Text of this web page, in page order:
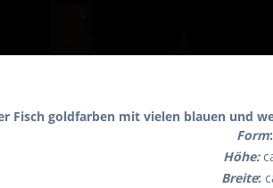
Fisch goldfarben mit vielen blauen und
Form:
Höhe:
Breite: